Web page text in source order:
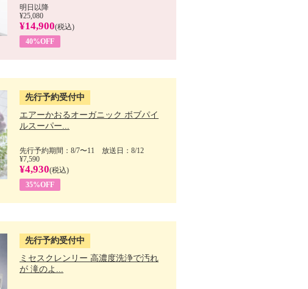
明日以降
¥25,080
¥14,900(税込)
40%OFF
先行予約受付中
エアーかおるオーガニック ボブパイ
ルスーパー...
先行予約期間：8/7〜11 放送日：8/12
¥7,590
¥4,930(税込)
35%OFF
先行予約受付中
ミセスクレンリー 高濃度洗浄で汚れ
が 滝のよ...